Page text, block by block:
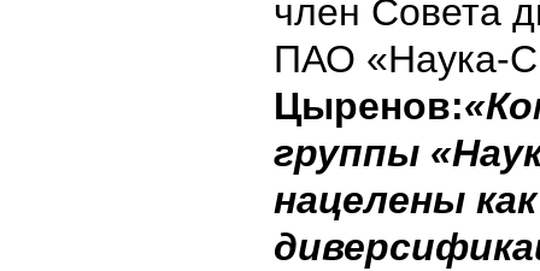
член Совета
ПАО «Наука-
Цыренов:
группы
нацелены